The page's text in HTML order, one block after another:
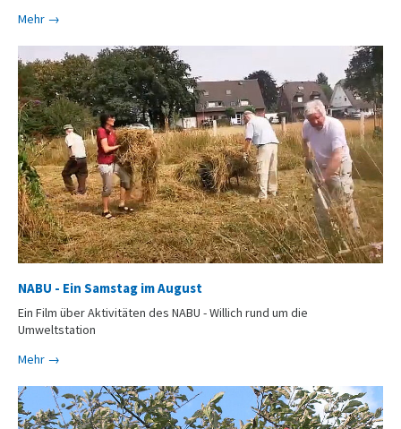
Mehr →
NABU - Ein Samstag im August
Ein Film über Aktivitäten des NABU - Willich rund um die
Umweltstation
Mehr →